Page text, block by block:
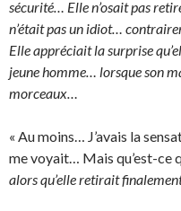
sécurité… Elle n’osait pas
n’était pas un idiot…
Elle appréciait la surprise
jeune homme… lorsque son
morceaux…
« Au moins… J’avais la
me voyait… Mais qu’est-ce
alors qu’elle retirait